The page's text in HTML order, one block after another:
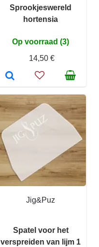
Sprookjeswereld
hortensia
Op voorraad (3)
14,50 €
Jig&Puz
Spatel voor het
verspreiden van lijm 1